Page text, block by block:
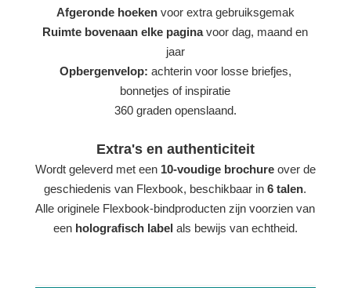
Afgeronde hoekenvoor extra gebruiksgemak
Ruimte bovenaan elke paginavoor dag, maand en
jaar
Opbergenvelop: achterin voor losse briefjes,
bonnetjes of inspiratie
360 graden openslaand.
Extra's en authenticiteit
Wordt geleverd met een 10-voudige brochureover de
geschiedenis van Flexbook, beschikbaar in6 talen.
Alle originele Flexbook-bindproducten zijn voorzien van
een holografisch label als bewijs van echtheid.